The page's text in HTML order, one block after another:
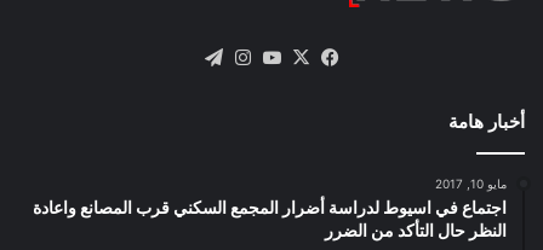
فيسبوك
X يوتيوبانستقرام
أخبار هامة
مايو 10, 2017
اجتماع في اسيوط لدراسة أضرار المجمع السكني قرب المصانع واعادة
النظر حال التأكد من الضرر